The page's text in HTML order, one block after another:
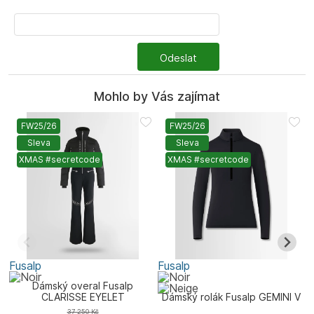
Odeslat
Mohlo by Vás zajímat
FW25/26
Sleva
XMAS #secretcode
Fusalp
Dámský overal Fusalp
CLARISSE EYELET
37 250Kč
FW25/26
Sleva
XMAS #secretcode
Fusalp
Dámský rolák Fusalp GEMINI V